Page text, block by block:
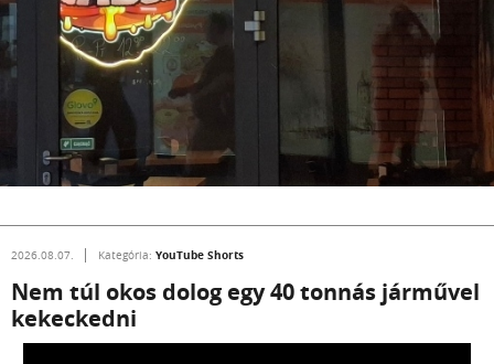
2026.08.07. Kategória: YouTube Shorts
Nem túl okos dolog egy 40 tonnás járművel
kekeckedni